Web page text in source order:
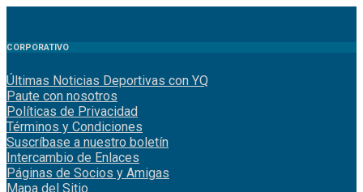
CORPORATIVO
Últimas Noticias Deportivas con YQ
Paute con nosotros
Políticas de Privacidad
Términos y Condiciones
Suscríbase a nuestro boletín
Intercambio de Enlaces
Páginas de Socios y Amigas
Mapa del Sitio